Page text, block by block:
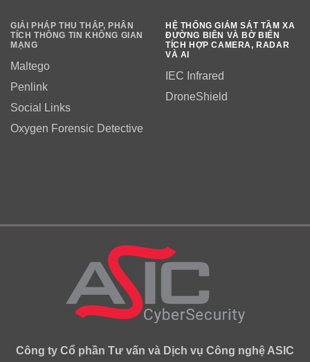
GIẢI PHÁP THU THẬP, PHÂN
TÍCH THÔNG TIN KHÔNG GIAN
MẠNG
Maltego
Penlink
Social Links
Oxygen Forensic Detective
HỆ THỐNG GIÁM SÁT TẦM XA
ĐƯỜNG BIÊN VÀ BỜ BIỂN
TÍCH HỢP CAMERA, RADAR
VÀ AI
IEC Infrared
DroneShield
Công ty Cổ phần Tư vấn và Dịch vụ Công nghệ ASIC